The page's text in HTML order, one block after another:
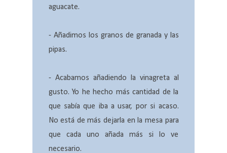
aguacate.
- Añadimos los granos de granada y las
pipas.
- Acabamos añadiendo la vinagreta al
gusto. Yo he hecho más cantidad de la
que sabía que iba a usar, por si acaso.
No está de más dejarla en la mesa para
que cada uno añada más si lo ve
necesario.